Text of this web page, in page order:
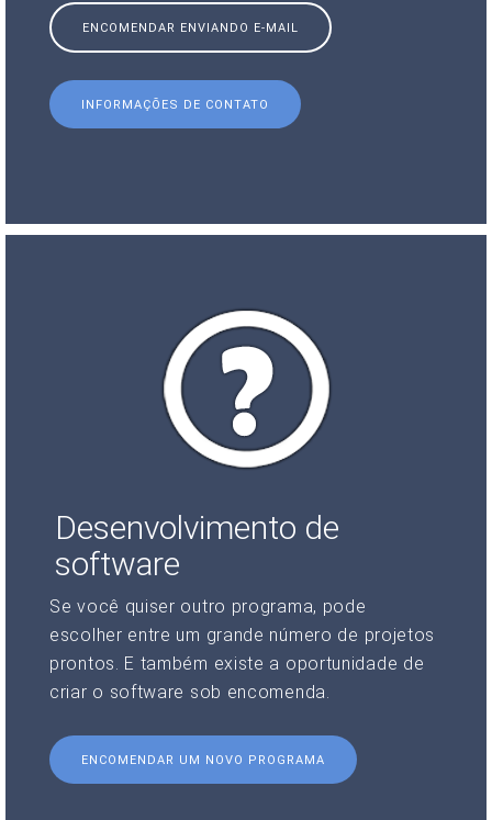
ENCOMENDAR ENVIANDO E-MAIL
INFORMAÇÕES DE CONTATO
Desenvolvimento de
software
Se você quiser outro programa, pode
escolher entre um grande número de projetos
prontos. E também existe a oportunidade de
criar o software sob encomenda.
ENCOMENDAR UM NOVO PROGRAMA